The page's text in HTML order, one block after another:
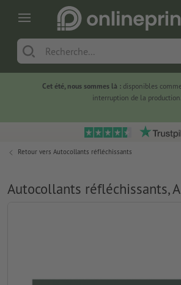
Cet été, nous sommes là :disponibles
interruption de la production.
Retour vers Autocollants réfléchissants
Autocollants réfléchissants,